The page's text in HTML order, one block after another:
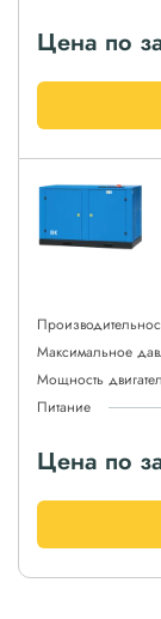
Цена по
Максимальное
Мощность
Питание
Цена по